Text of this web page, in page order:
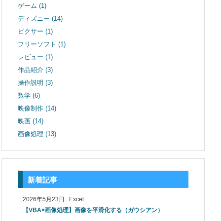
ゲーム (1)
ディズニー (14)
ピクサー (1)
フリーソフト (1)
レビュー (1)
作品紹介 (3)
操作説明 (3)
数学 (6)
映像制作 (14)
映画 (14)
画像処理 (13)
新着記事
2026年5月23日 : Excel
【VBA×画像処理】画像を平滑化する（ガウシアン）